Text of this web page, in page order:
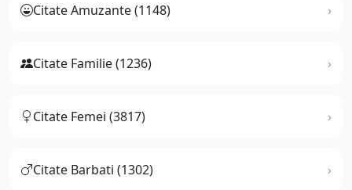
Citate Amuzante (1148)
Citate Familie (1236)
Citate Femei (3817)
Citate Barbati (1302)